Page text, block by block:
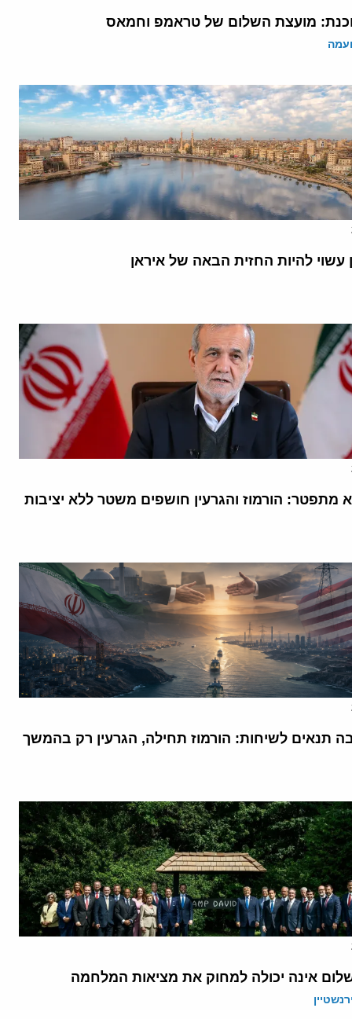
מועצת השלום של טראמפ וחמאס
עשוי להיות החזית הבאה של איראן
מתפטר: הורמוז והגרעין חושפים משטר ללא יציבות
תנאים לשיחות: הורמוז תחילה, הגרעין רק בהמשך
אינה יכולה למחוק את מציאות המלחמה